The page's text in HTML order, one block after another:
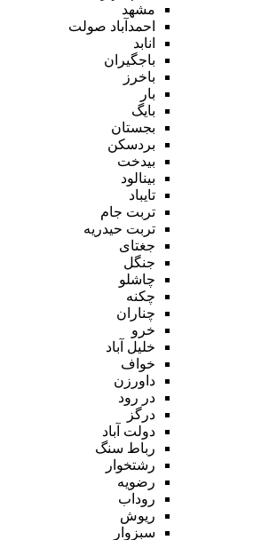
مشهد
احمدآباد صولت
انابد
باجگیران
باخرز
بار
بایگ
بجستان
بردسکن
بیدخت
بینالود
تایباد
تربت جام
تربت حیدریه
جغتای
جنگل
چاشلو
چکنه
چناران
خرو
خلیل آباد
خواف
داورزن
در رود
درگز
دولت آباد
رباط سنگ
رشتخوار
رضویه
روداب
ریوش
سبزوار